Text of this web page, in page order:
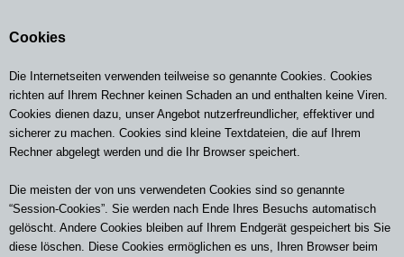
Cookies
Die Internetseiten verwenden teilweise so genannte Cookies. Cookies
richten auf Ihrem Rechner keinen Schaden an und enthalten keine Viren.
Cookies dienen dazu, unser Angebot nutzerfreundlicher, effektiver und
sicherer zu machen. Cookies sind kleine Textdateien, die auf Ihrem
Rechner abgelegt werden und die Ihr Browser speichert.
Die meisten der von uns verwendeten Cookies sind so genannte
“Session-Cookies”. Sie werden nach Ende Ihres Besuchs automatisch
gelöscht. Andere Cookies bleiben auf Ihrem Endgerät gespeichert bis Sie
diese löschen. Diese Cookies ermöglichen es uns, Ihren Browser beim